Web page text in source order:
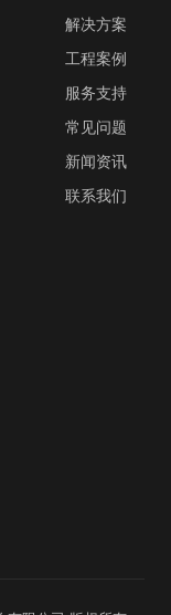
解决方案
工程案例
服务支持
常见问题
新闻资讯
联系我们